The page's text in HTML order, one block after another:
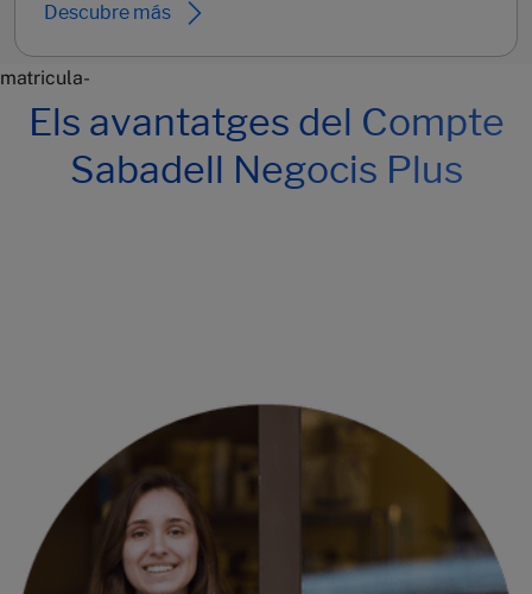
Descubre más
matricula-
Els avantatges del Compte
Sabadell Negocis Plus